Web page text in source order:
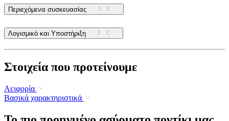
Περιεχόμενα συσκευασίας
Λογισμικό και Υποστήριξη
Στοιχεία που προτείνουμε
Αειφορία
Βασικά χαρακτηριστικά